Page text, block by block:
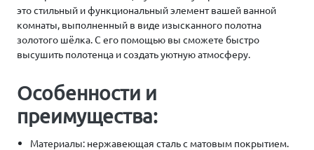
это стильный и функциональный элемент вашей ванной
комнаты, выполненный в виде изысканного полотна
золотого шёлка. С его помощью вы сможете быстро
высушить полотенца и создать уютную атмосферу.
Особенности и
преимущества:
Материалы: нержавеющая сталь с матовым покрытием.